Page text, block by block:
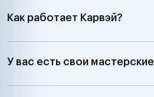
Как работает Карвэй?
У вас есть свои